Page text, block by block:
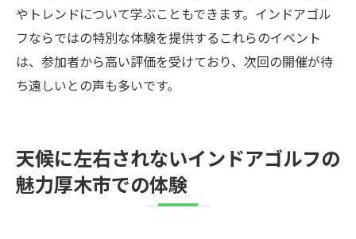
やトレンドについて学ぶこともできます。インドアゴル
フならではの特別な体験を提供するこれらのイベント
は、参加者から高い評価を受けており、次回の開催が待
ち遠しいとの声も多いです。
天候に左右されないインドアゴルフの
魅力厚木市での体験